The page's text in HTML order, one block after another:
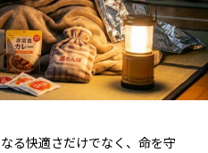
る快適さだけでなく、命を守